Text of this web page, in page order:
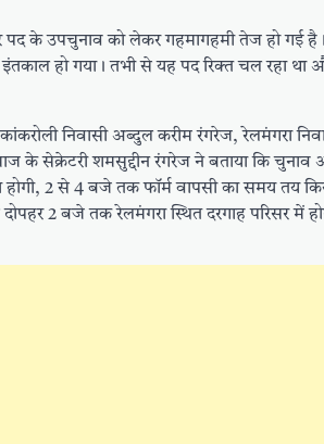
के उपचुनाव को लेकर गहमागहमी तेज हो गई
हो गया। तभी से यह पद रिक्त चल रहा था
निवासी अब्दुल करीम रंगरेज, रेलमंगरा
सेक्रेटरी शमसुद्दीन रंगरेज ने बताया कि चुनाव
2 से 4 बजे तक फॉर्म वापसी का समय तय
2 बजे तक रेलमंगरा स्थित दरगाह परिसर में